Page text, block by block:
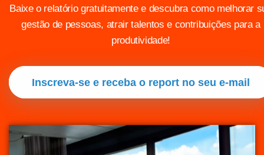
Baixe o relatório gratuitamente e descubra como melhorar
gestão de pessoas, atrair talentos e contribuições para a
produtividade!
Inscreva-se e receba o report no seu e-mail